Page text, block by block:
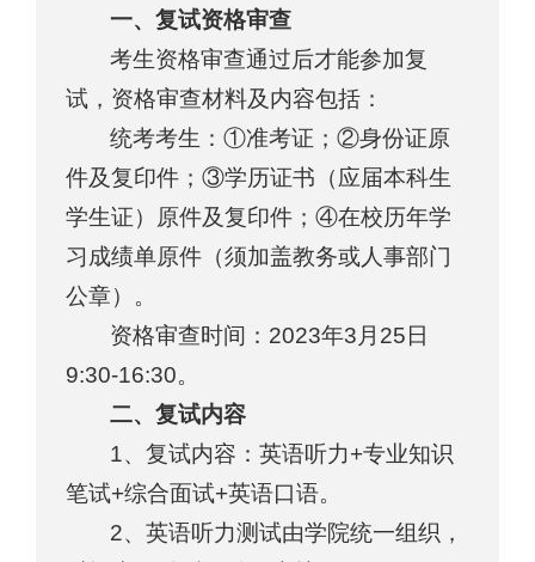
一、复试资格审查
考生资格审查通过后才能参加复
试，资格审查材料及内容包括：
统考考生：①准考证；②身份证原
件及复印件；③学历证书（应届本科生
学生证）原件及复印件；④在校历年学
习成绩单原件（须加盖教务或人事部门
公章）。
资格审查时间：2023年3月25日
9:30-16:30。
二、复试内容
1、复试内容：英语听力+专业知识
笔试+综合面试+英语口语。
2、英语听力测试由学院统一组织，